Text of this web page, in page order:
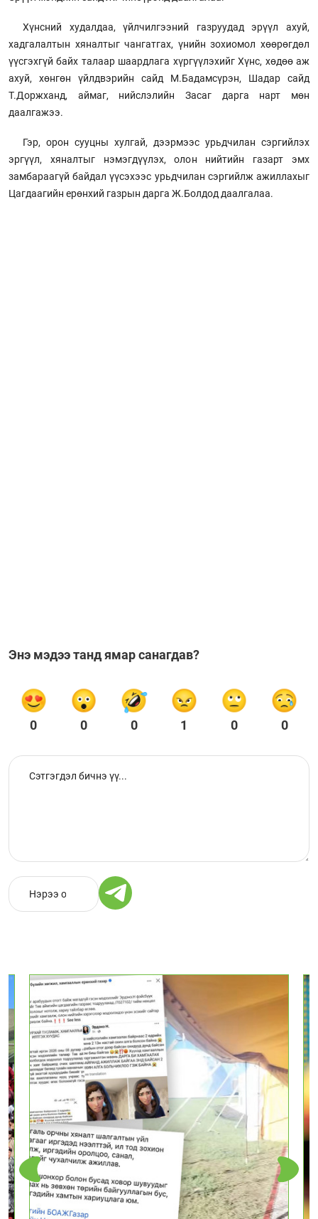
Хүнсний худалдаа, үйлчилгээний газруудад эрүүл ахуй,
хадгалалтын хяналтыг чангатгах, үнийн зохиомол хөөрөгдөл
үүсгэхгүй байх талаар шаардлага хүргүүлэхийг Хүнс, хөдөө аж
ахуй, хөнгөн үйлдвэрийн сайд М.Бадамсүрэн, Шадар сайд
Т.Доржханд, аймаг, нийслэлийн Засаг дарга нарт мөн
даалгажээ.
Гэр, орон сууцны хулгай, дээрмээс урьдчилан сэргийлэх
эргүүл, хяналтыг нэмэгдүүлэх, олон нийтийн газарт эмх
замбараагүй байдал үүсэхээс урьдчилан сэргийлж ажиллахыг
Цагдаагийн ерөнхий газрын дарга Ж.Болдод даалгалаа.
Энэ мэдээ танд ямар санагдав?
0 0 0 1 0 0